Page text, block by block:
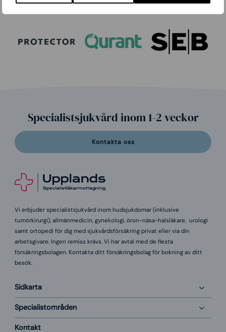
Specialistsjukvård inom 1-2 veckor
Kontakta oss
Vi erbjuder specialistsjukvård inom hudsjukdomar (inklusive
tumörkirurgi), allmänmedicin, gynekologi, öron-näsa-halsläkare, urologi
samt ortopedi för dig med sjukvårdsförsäkring privat eller via din
arbetsgivare. Ingen remiss krävs. Vi har avtal med de flesta
försäkringsbolagen. Kontakta ditt försäkringsbolag för bokning av ditt
besök.
Sidkarta
Specialistområden
Kontakt